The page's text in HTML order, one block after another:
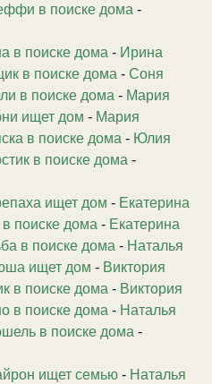
в поиске дома -
в поиске дома - Ирина
в поиске дома - Соня
в поиске дома - Мария
ищет дом - Мария
в поиске дома - Юлия
в поиске дома -
ищет дом - Екатерина
в поиске дома - Екатерина
в поиске дома - Наталья
ищет дом - Виктория
в поиске дома - Виктория
в поиске дома - Наталья
в поиске дома -
ищет семью - Наталья